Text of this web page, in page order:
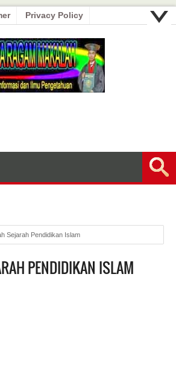
Privacy Policy
Sejarah Pendidikan Islam
PENDIDIKAN ISLAM